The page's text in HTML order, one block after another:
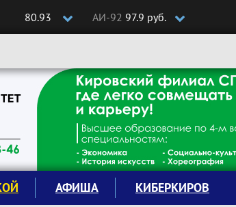
80.93 АИ-92 97.9 руб.
АФИША КИБЕРКИРОВ